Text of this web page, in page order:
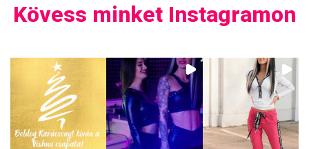
Kövess minket Instagramon